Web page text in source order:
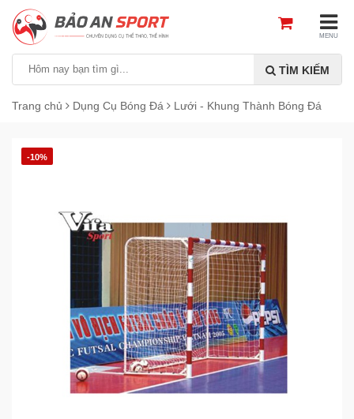
MENU
TÌM KIẾM
Trang chủ Dụng Cụ Bóng Đá Lưới - Khung Thành Bóng Đá
-10%